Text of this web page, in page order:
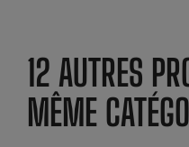
12 AUTRES
MÊME